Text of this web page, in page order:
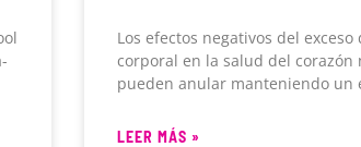
Los efectos negativos del exceso
corporal en la salud del corazón
pueden anular manteniendo un
LEER MÁS »